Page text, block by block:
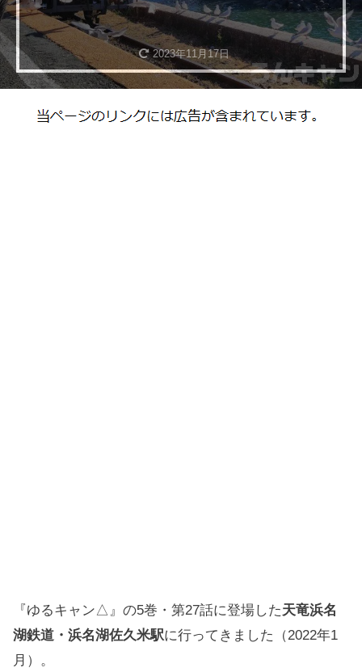
2023年11月17日
『ゆるキャン△』の5巻・第27話に登場した天竜浜名
湖鉄道・浜名湖佐久米駅に行ってきました（2022年1
月）。